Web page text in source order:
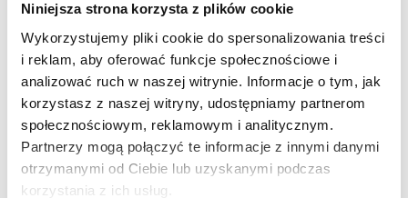
Niniejsza strona korzysta z plików cookie
Wykorzystujemy pliki cookie do spersonalizowania treści
i reklam, aby oferować funkcje społecznościowe i
analizować ruch w naszej witrynie. Informacje o tym, jak
korzystasz z naszej witryny, udostępniamy partnerom
społecznościowym, reklamowym i analitycznym.
Partnerzy mogą połączyć te informacje z innymi danymi
otrzymanymi od Ciebie lub uzyskanymi podczas
korzystania z ich usług.